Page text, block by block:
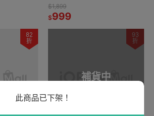
此商品已下架！
碟
$1,899
$999
82
折
補貨中
93
折